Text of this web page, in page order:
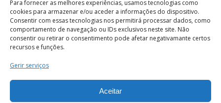
Para fornecer as melhores experiências, usamos tecnologias como
cookies para armazenar e/ou aceder a informações do dispositivo.
Consentir com essas tecnologias nos permitirá processar dados, como
comportamento de navegação ou IDs exclusivos neste site. Não
consentir ou retirar o consentimento pode afetar negativamante certos
recursos e funções.
Gerir serviços
Aceitar
Termos e Condições